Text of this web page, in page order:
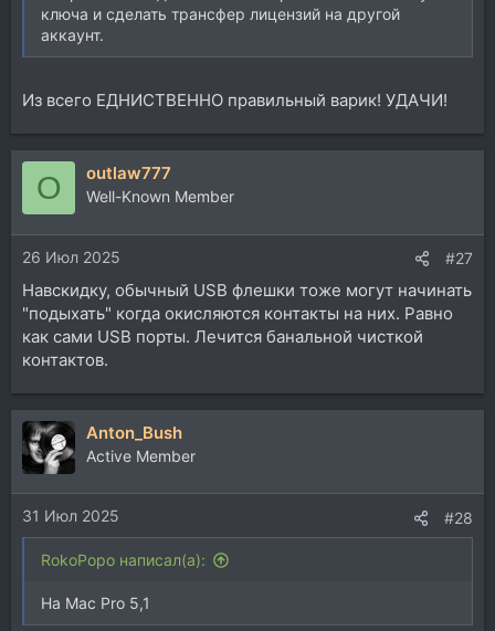
ключа и сделать трансфер лицензий на другой
аккаунт.
Из всего ЕДНИСТВЕННО правильный варик! УДАЧИ!
O outlaw777
Well-Known Member
26 Июл 2025 #27
Навскидку, обычный USB флешки тоже могут начинать
"подыхать" когда окисляются контакты на них. Равно
как сами USB порты. Лечится банальной чисткой
контактов.
Anton_Bush
Active Member
31 Июл 2025 #28
RokoPopo написал(а):
На Mac Pro 5,1